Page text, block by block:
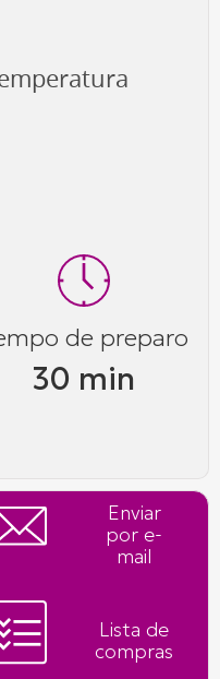
de preparo
30 min
Enviar
por e-
mail
Lista de
compras